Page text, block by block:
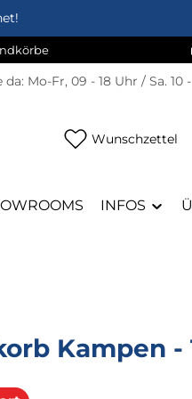
da: Mo-Fr, 09 - 18 Uhr / Sa. 10
Wunschzettel
INFOS
Kampen -